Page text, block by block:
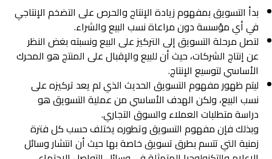
بدأ التسويق بمفهوم زيادة الإنتاج والحرص على التضخم الإنتاجي
في أي مؤسسة دون مراعاة نسب البيع والشراء.
لتصل مرحلة التسويق إلى التركيز على البيع ونسبته بغض النظر
عن إنتاج الشركات، حيث أن للبيع والإقبال على المنتج هو المحرك
الأساسي لتوسيع الإنتاج.
ليتم ظهور مفهوم التسويق الحديث الذي لم يعد تركيزه على
نسب البيع، ولكن الهدف الأساسي من عملية التسويق هو
دراسة متطلبات العملاء والسوق التجاري.
وبذلك فإن مفهوم التسويق وتطوره يختلف حسب كل فترة
زمنية التي تتسم بطرق تسويق خاصة بها حيث أن انتشار وسائل